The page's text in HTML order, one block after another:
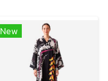
New